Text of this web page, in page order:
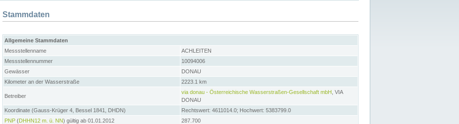
Stammdaten
Allgemeine Stammdaten
Messstellenname
ACHLEITEN
Messstellennummer
10094006
Gewässer
DONAU
Kilometer an der Wasserstraße
2223.1 km
Betreiber
via donau - Österreichische Wasserstraßen-Gesellschaft mbH , VIA
DONAU
Koordinate (Gauss-Krüger 4, Bessel 1841, DHDN)
Rechtswert: 4611014.0; Hochwert: 5383799.0
PNP (DHHN12 m. ü. NN) gültig ab 01.01.2012
287.700